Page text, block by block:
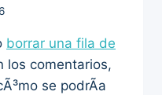
borrar una fila de
los comentarios,
se podrÃ­a